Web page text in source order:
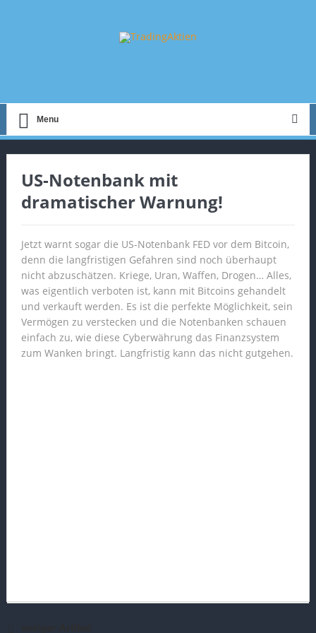
Menu
US-Notenbank mit
dramatischer Warnung!
Jetzt warnt sogar die US-Notenbank FED vor dem Bitcoin,
denn die langfristigen Gefahren sind noch überhaupt
nicht abzuschätzen. Kriege, Uran, Waffen, Drogen… Alles,
was eigentlich verboten ist, kann mit Bitcoins gehandelt
und verkauft werden. Es ist die perfekte Möglichkeit, sein
Vermögen zu verstecken und die Notenbanken schauen
einfach zu, wie diese Cyberwährung das Finanzsystem
zum Wanken bringt. Langfristig kann das nicht gutgehen.